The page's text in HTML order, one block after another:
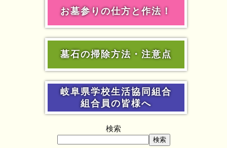
お墓参りの仕方と作法！
墓石の掃除方法・注意点
岐阜県学校生活協同組合
組合員の皆様へ
検索
検索